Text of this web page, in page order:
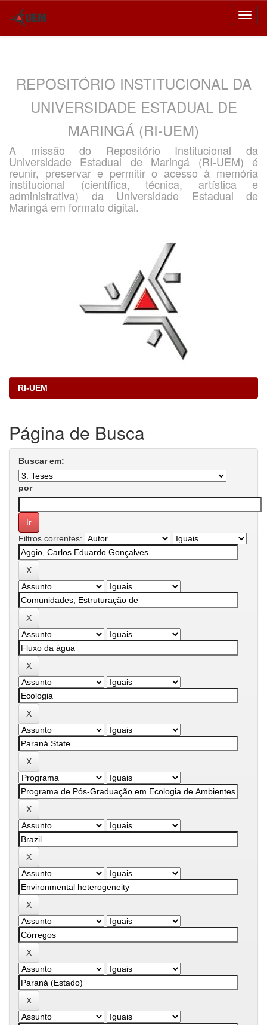
REPOSITÓRIO INSTITUCIONAL DA
UNIVERSIDADE ESTADUAL DE
MARINGÁ (RI-UEM)
A missão do Repositório Institucional da
Universidade Estadual de Maringá (RI-UEM) é
reunir, preservar e permitir o acesso à memória
institucional (científica, técnica, artística e
administrativa) da Universidade Estadual de
Maringá em formato digital.
RI-UEM
Página de Busca
Buscar em:
por
Filtros correntes: